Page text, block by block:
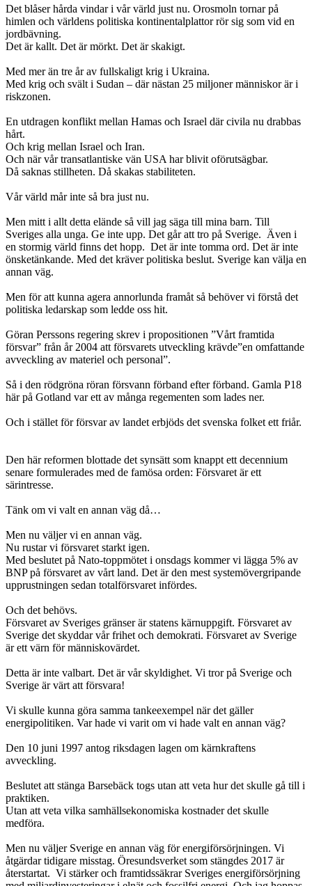
Det blåser hårda vindar i vår värld just nu. Orosmoln tornar på
himlen och världens politiska kontinentalplattor rör sig som vid en
jordbävning.
Det är kallt. Det är mörkt. Det är skakigt.
Med mer än tre år av fullskaligt krig i Ukraina.
Med krig och svält i Sudan – där nästan 25 miljoner människor är i
riskzonen.
En utdragen konflikt mellan Hamas och Israel där civila nu drabbas
hårt.
Och krig mellan Israel och Iran.
Och när vår transatlantiske vän USA har blivit oförutsägbar.
Då saknas stillheten. Då skakas stabiliteten.
Vår värld mår inte så bra just nu.
Men mitt i allt detta elände så vill jag säga till mina barn. Till
Sveriges alla unga. Ge inte upp. Det går att tro på Sverige. Även i
en stormig värld finns det hopp. Det är inte tomma ord. Det är inte
önsketänkande. Med det kräver politiska beslut. Sverige kan välja en
annan väg.
Men för att kunna agera annorlunda framåt så behöver vi förstå det
politiska ledarskap som ledde oss hit.
Göran Perssons regering skrev i propositionen ”Vårt framtida
försvar” från år 2004 att försvarets utveckling krävde”en omfattande
avveckling av materiel och personal”.
Så i den rödgröna röran försvann förband efter förband. Gamla P18
här på Gotland var ett av många regementen som lades ner.
Och i stället för försvar av landet erbjöds det svenska folket ett friår.
Den här reformen blottade det synsätt som knappt ett decennium
senare formulerades med de famösa orden: Försvaret är ett
särintresse.
Tänk om vi valt en annan väg då…
Men nu väljer vi en annan väg.
Nu rustar vi försvaret starkt igen.
Med beslutet på Nato-toppmötet i onsdags kommer vi lägga 5% av
BNP på försvaret av vårt land. Det är den mest systemövergripande
upprustningen sedan totalförsvaret infördes.
Och det behövs.
Försvaret av Sveriges gränser är statens kärnuppgift. Försvaret av
Sverige det skyddar vår frihet och demokrati. Försvaret av Sverige
är ett värn för människovärdet.
Detta är inte valbart. Det är vår skyldighet. Vi tror på Sverige och
Sverige är värt att försvara!
Vi skulle kunna göra samma tankeexempel när det gäller
energipolitiken. Var hade vi varit om vi hade valt en annan väg?
Den 10 juni 1997 antog riksdagen lagen om kärnkraftens
avveckling.
Beslutet att stänga Barsebäck togs utan att veta hur det skulle gå till i
praktiken.
Utan att veta vilka samhällsekonomiska kostnader det skulle
medföra.
Men nu väljer Sverige en annan väg för energiförsörjningen. Vi
åtgärdar tidigare misstag. Öresundsverket som stängdes 2017 är
återstartat. Vi stärker och framtidssäkrar Sveriges energiförsörjning